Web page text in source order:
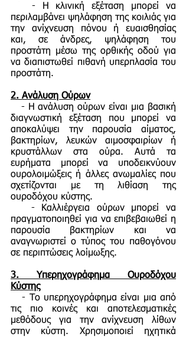
- Η κλινική εξέταση μπορεί να
περιλαμβάνει ψηλάφηση της κοιλιάς για
την ανίχνευση πόνου ή ευαισθησίας
και, σε άνδρες, ψηλάφηση του
προστάτη μέσω της ορθικής οδού για
να διαπιστωθεί πιθανή υπερπλασία του
προστάτη.
2. Ανάλυση Ούρων
- Η ανάλυση ούρων είναι μια βασική
διαγνωστική εξέταση που μπορεί να
αποκαλύψει την παρουσία αίματος,
βακτηρίων, λευκών αιμοσφαιρίων ή
κρυστάλλων στα ούρα. Αυτά τα
ευρήματα μπορεί να υποδεικνύουν
ουρολοιμώξεις ή άλλες ανωμαλίες που
σχετίζονται με τη λιθίαση της
ουροδόχου κύστης.
- Καλλιέργεια ούρων μπορεί να
πραγματοποιηθεί για να επιβεβαιωθεί η
παρουσία βακτηρίων και να
αναγνωριστεί ο τύπος του παθογόνου
σε περιπτώσεις λοίμωξης.
3.
Υπερηχογράφημα Ουροδόχου
Κύστης
- Το υπερηχογράφημα είναι μια από
τις πιο κοινές και αποτελεσματικές
μεθόδους για την ανίχνευση λίθων
στην κύστη. Χρησιμοποιεί ηχητικά